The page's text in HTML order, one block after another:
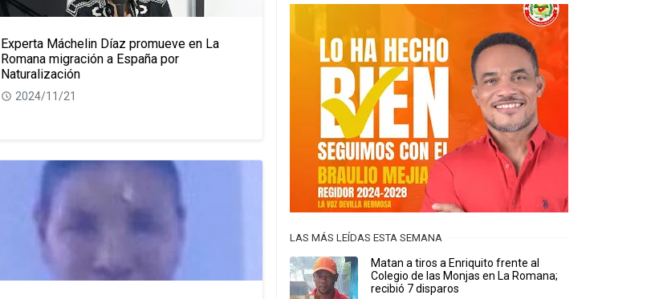
Experta Máchelin Díaz promueve en La
Romana migración a España por
Naturalización
2024/11/21
LAS MÁS LEÍDAS ESTA SEMANA
Matan a tiros a Enriquito frente al
Colegio de las Monjas en La Romana;
recibió 7 disparos